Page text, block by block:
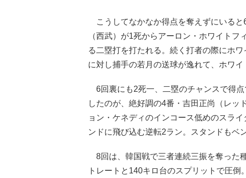
こうしてなかなか得点を奪えずにいる
（西武）が1死からアーロン・ホワイト
る二塁打を打たれる。続く打者の際にホ
に対し捕手の若月の送球が逸れて、ホワ
6回裏にも2死一、二塁のチャンスで得
したのが、絶好調の4番・吉田正尚（レ
ョン・ケネディのインコース低めのスラ
ンドに飛び込む逆転2ラン。スタンドもベ
8回は、韓国戦で三者連続三振を奪った
トレートと140キロ台のスプリットで圧